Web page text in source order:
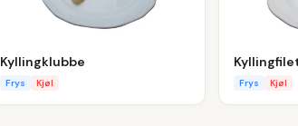
Kyllingklubbe
Frys Kjøl Frys Kjøl